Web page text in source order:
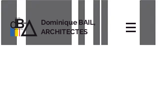
Dominique BAIL,
ARCHITECTES